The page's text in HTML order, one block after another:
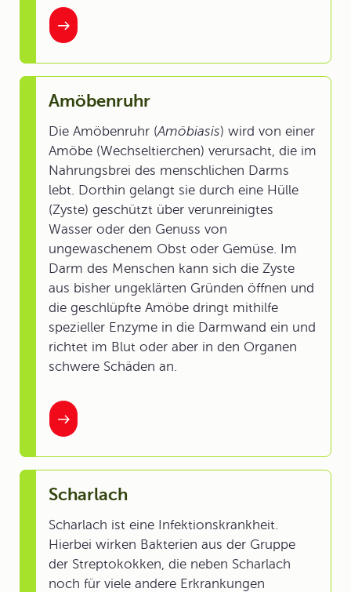
Amöbenruhr
Die Amöbenruhr (Amöbiasis) wird von einer
Amöbe (Wechseltierchen) verursacht, die im
Nahrungsbrei des menschlichen Darms
lebt. Dorthin gelangt sie durch eine Hülle
(Zyste) geschützt über verunreinigtes
Wasser oder den Genuss von
ungewaschenem Obst oder Gemüse. Im
Darm des Menschen kann sich die Zyste
aus bisher ungeklärten Gründen öffnen und
die geschlüpfte Amöbe dringt mithilfe
spezieller Enzyme in die Darmwand ein und
richtet im Blut oder aber in den Organen
schwere Schäden an.
Scharlach
Scharlach ist eine Infektionskrankheit.
Hierbei wirken Bakterien aus der Gruppe
der Streptokokken, die neben Scharlach
noch für viele andere Erkrankungen